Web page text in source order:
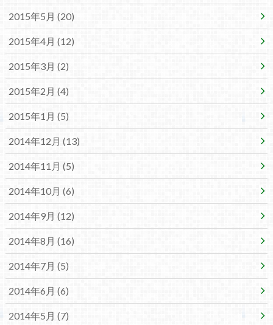
2015年5月 (20)
2015年4月 (12)
2015年3月 (2)
2015年2月 (4)
2015年1月 (5)
2014年12月 (13)
2014年11月 (5)
2014年10月 (6)
2014年9月 (12)
2014年8月 (16)
2014年7月 (5)
2014年6月 (6)
2014年5月 (7)